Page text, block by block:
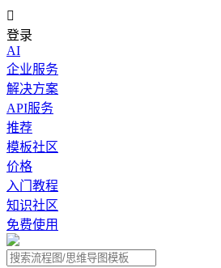

登录
AI
企业服务
解决方案
API服务
推荐
模板社区
价格
入门教程
知识社区
免费使用